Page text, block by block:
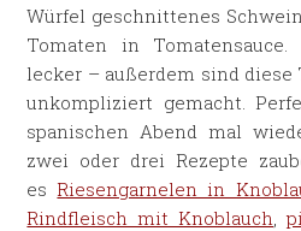
Würfel geschnittenes
Tomaten in
lecker – außerdem sind diese
unkompliziert gemacht.
spanischen Abend mal
zwei oder drei Rezepte
es Riesengarnelen in
Rindfleisch mit Knoblauch,